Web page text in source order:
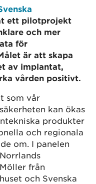
ett pilotprojekt
och mer
för
är att skapa
av implantat,
vården positivt.
som vår
kan ökas
produkter
och regionala
om. I panelen
från
och Svenska